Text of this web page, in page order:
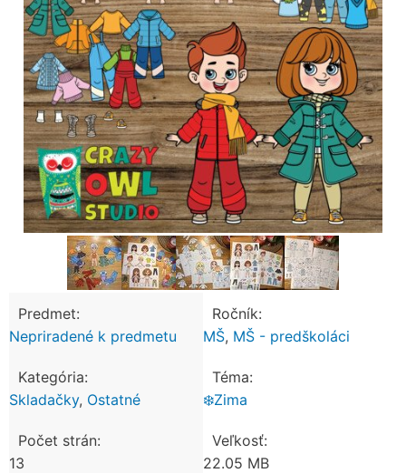
Predmet:
Nepriradené k predmetu
Ročník:
MŠ, MŠ - predškoláci
Kategória:
Skladačky, Ostatné
Téma:
❄️Zima
Počet strán:
13
Veľkosť:
22.05 MB